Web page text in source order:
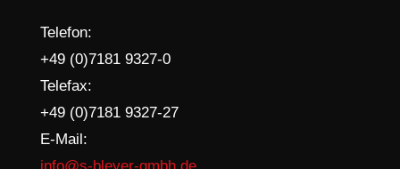
Telefon:
+49 (0)7181 9327-0
Telefax:
+49 (0)7181 9327-27
E-Mail: